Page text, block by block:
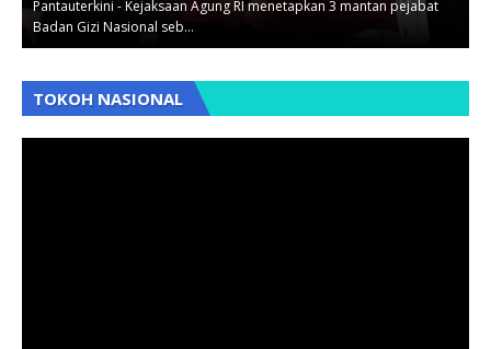
Pantauterkini - Kejaksaan Agung RI menetapkan 3 mantan pejabat
Badan Gizi Nasional seb…
TOKOH NASIONAL